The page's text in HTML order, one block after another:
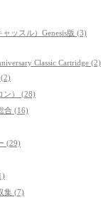
ッスル）Genesis版 (3)
Classic Cartridge (2)
ン） (28)
合 (16)
(29)
集 (7)